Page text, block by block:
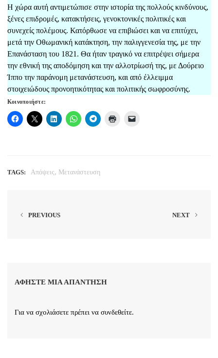
Η χώρα αυτή αντιμετώπισε στην ιστορία της πολλούς κινδύνους,
ξένες επιδρομές, κατακτήσεις, γενοκτονικές πολιτικές και
συνεχείς πολέμους. Κατόρθωσε να επιβιώσει και να επιτύχει,
μετά την Οθωμανική κατάκτηση, την παλιγγενεσία της, με την
Επανάσταση του 1821. Θα ήταν τραγικό να επιτρέψει σήμερα
την εθνική της αποδόμηση και την αλλοτρίωσή της, με Δούρειο
Ίππο την παράνομη μετανάστευση, και από έλλειμμα
στοιχειώδους προνοητικότητας και πολιτικής σωφροσύνης.
Κοινοποιήστε:
TAGS: Απόψεις, Μετανάστευση
PREVIOUS NEXT
ΑΦΉΣΤΕ ΜΙΑ ΑΠΆΝΤΗΣΗ
Για να σχολιάσετε πρέπει να συνδεθείτε.